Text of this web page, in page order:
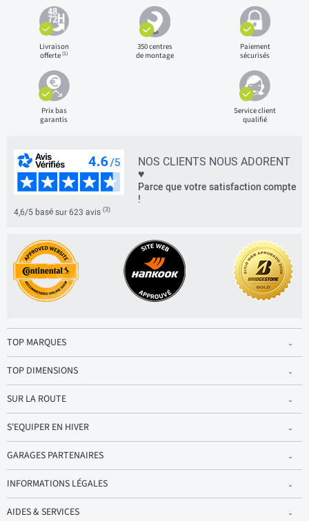
Livraison
offerte(1)
350 centres
de montage
Paiement
sécurisés
Prix bas
garantis
Service client
qualifié
NOS CLIENTS NOUS ADORENT
♥
Parce que votre satisfaction compte
!
4,6/5 basé sur 623 avis (3)
TOP MARQUES
TOP DIMENSIONS
SUR LA ROUTE
S'EQUIPER EN HIVER
GARAGES PARTENAIRES
INFORMATIONS LÉGALES
AIDES & SERVICES